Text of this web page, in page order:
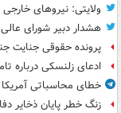
ولایتی: نیروهای
هشدار دبیر شورای عالی
پرونده حقوقی جنایت
ادعای زلنسکی درباره
خطای محاسباتی
زنگ خطر پایان ذخایر